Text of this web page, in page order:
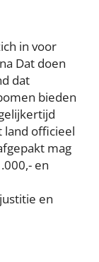
in voor
Dat doen
dat
bieden
land officieel
mag
en
en